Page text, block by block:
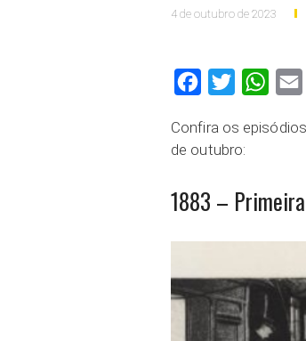
4 de outubro de 2023
FacebookTwitter
Confira os
de outubro:
1883 –